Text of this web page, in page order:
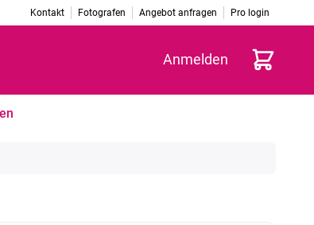
Kontakt Fotografen Angebot anfragen Pro login
Anmelden Warenkorb